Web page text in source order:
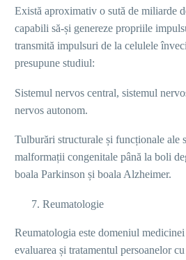
Există aproximativ o sută de miliarde
capabili să-și genereze propriile
transmită impulsuri de la celulele
presupune studiul:
Sistemul nervos central, sistemul
nervos autonom.
Tulburări structurale și funcționale ale
malformații congenitale până la boli
boala Parkinson și boala Alzheimer.
Reumatologie
Reumatologia este domeniul medicinei
evaluarea și tratamentul persoanelor